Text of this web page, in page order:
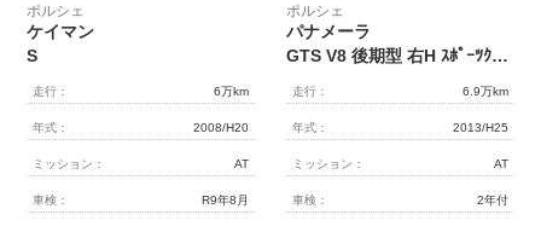
ポルシェ
ケイマン
S
走行： 6万km
年式： 2008/H20
ミッション： AT
車検： R9年8月
ポルシェ
パナメーラ
GTS V8 後期型 右H ｽﾎﾟｰﾂｸﾛﾉPKG ｶﾞﾗｽSR 黒革 全席ｼｰﾄﾋｰﾀｰ 18wayﾊﾟﾜｰｼｰﾄ ｶｰﾎﾞﾝｲﾝﾃﾘｱPKG 純正ﾅﾋﾞ BOSEｻｳﾝﾄﾞ Bｶﾒﾗ＆PAS ｸﾙｺﾝ 専用ﾊﾞｲｷｾﾉﾝHL(PDLS付) PASMｴｱｻｽ ｽﾎﾟｰﾂｴｸﾞｿﾞｰｽﾄ 赤ｷｬﾘﾊﾟｰ 純正20AW
走行： 6.9万km
年式： 2013/H25
ミッション： AT
車検： 2年付